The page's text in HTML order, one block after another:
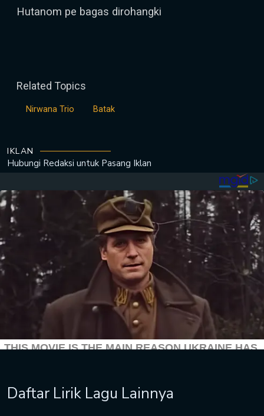
Hutanom pe bagas dirohangki
Related Topics
Nirwana Trio Batak
IKLAN
Hubungi Redaksi untuk Pasang Iklan
Daftar Lirik Lagu Lainnya